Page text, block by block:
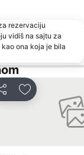
rezervaciju
vidiš na sajtu za
ona koja je bila
Dodati u